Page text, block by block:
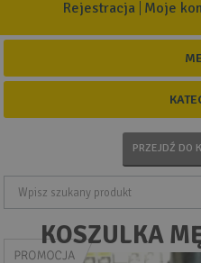
Rejestracja Moje
PRZEJDŹ DO
KOSZULKA